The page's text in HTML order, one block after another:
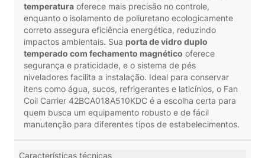
temperatura oferece mais precisão no controle,
enquanto o isolamento de poliuretano ecologicamente
correto assegura eficiência energética, reduzindo
impactos ambientais. Sua porta de vidro duplo
temperado com fechamento magnético oferece
segurança e praticidade, e o sistema de pés
niveladores facilita a instalação. Ideal para conservar
itens como água, sucos, refrigerantes e laticínios, o Fan
Coil Carrier 42BCA018A510KDC é a escolha certa para
quem busca um equipamento robusto e de fácil
manutenção para diferentes tipos de estabelecimentos.
Características técnicas